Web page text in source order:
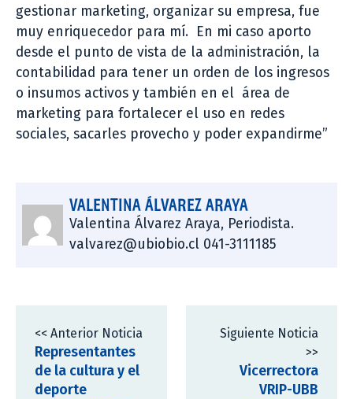
gestionar marketing, organizar su empresa, fue
muy enriquecedor para mí. En mi caso aporto
desde el punto de vista de la administración, la
contabilidad para tener un orden de los ingresos
o insumos activos y también en el área de
marketing para fortalecer el uso en redes
sociales, sacarles provecho y poder expandirme”
VALENTINA ÁLVAREZ ARAYA
Valentina Álvarez Araya, Periodista.
valvarez@ubiobio.cl 041-3111185
<< Anterior Noticia
Representantes
de la cultura y el
deporte
Siguiente Noticia
>>
Vicerrectora
VRIP-UBB